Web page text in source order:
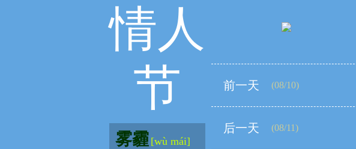
情人
节
雾霾 [wù mái]
前一天 (08/10)
后一天 (08/11)